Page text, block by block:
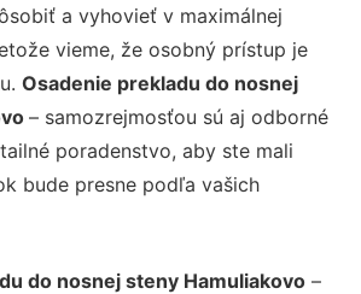
a vyhovieť v maximálnej
vieme, že osobný prístup je
Osadenie prekladu do nosnej
– samozrejmosťou sú aj odborné
poradenstvo, aby ste mali
bude presne podľa vašich
do nosnej steny Hamuliakovo –